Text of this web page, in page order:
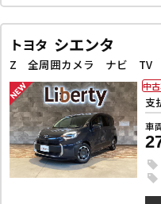
トヨタ シエンタ
支
車
中